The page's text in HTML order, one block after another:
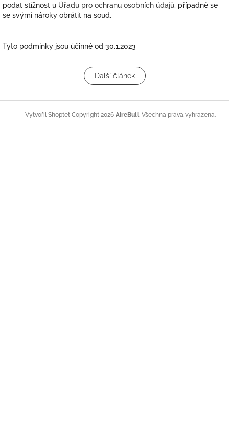
podat stížnost u Úřadu pro ochranu osobních údajů, případně se
se svými nároky obrátit na soud.
Tyto podmínky jsou účinné od 30.1.2023
Další článek
Vytvořil Shoptet Copyright 2026AireBull. Všechna práva vyhrazena.